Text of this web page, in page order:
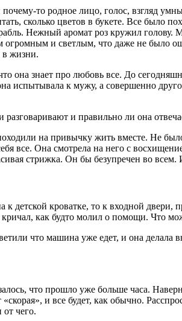
то родное лицо, голос, взгляд
сколько цветов в букете. Все было
Нежный аромат роз кружил голову.
огромным и светлым, что даже не было
в жизни.
она знает про любовь все. До
испытывала к мужу, а совершенно
и правильно ли она
на привычку жить вместе. Не
все. Она смотрела на него с
стрижка. Он бы безупречен во
к детской кроватке, то к входной
как будто молил о помощи. Что
что машина уже едет, и она делала
что прошло уже больше часа.
и все будет, как обычно.
от чего.